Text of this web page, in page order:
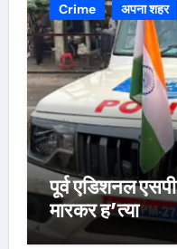
Crime अपना शहर
पूर्व एडिशनल
मारकर ह’त्या